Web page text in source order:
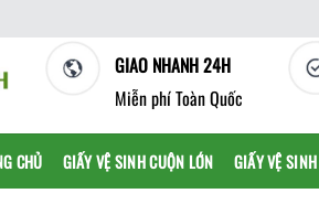
GIAO NHANH 24H
Miễn phí Toàn Quốc
CHỦ GIẤY VỆ SINH CUỘN LỚN GIẤY VỆ